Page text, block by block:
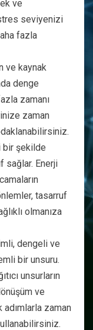
ve
seviyenizi
fazla
ve kaynak
denge
zamanı
zaman
bir şekilde
sağlar. Enerji
tasarruf
olmanıza
dengeli ve
bir unsuru.
unsurların
ve
zaman